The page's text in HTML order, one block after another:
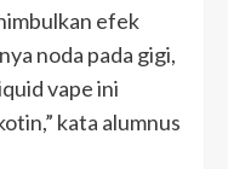
efek
noda pada gigi,
vape ini
kata alumnus